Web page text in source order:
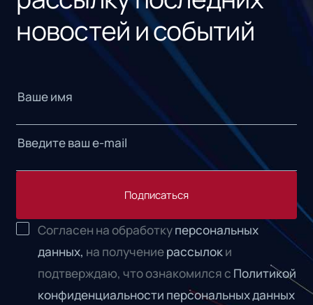
новостей и событий
Подписаться
Согласен на обработкуперсональных
данных, на получениерассылоки
подтверждаю, что ознакомился с Политикой
конфиденциальности персональных данных